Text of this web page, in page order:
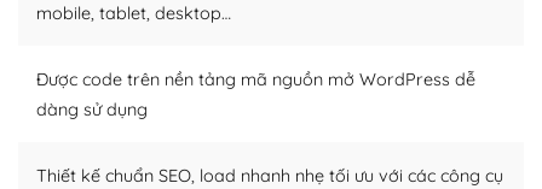
trở nên hấp dẫn và đơn giản hơn.
thiết kế tốt, bạn có thể tự sửa đổi. Nếu không bạn có thể
tìm kiếm chúng trên Internet hoặc nhờ chuyên gia.
Dễ dàng tùy chỉnh trên WordPress
mobile, tablet, desktop…
Được code trên nền tảng mã nguồn mở WordPress dễ
dàng sử dụng
Thiết kế chuẩn SEO, load nhanh nhẹ tối ưu với các công cụ